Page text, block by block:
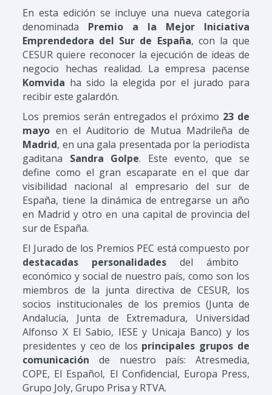
En esta edición se incluye una nueva categoría
denominada Premio a la Mejor Iniciativa
Emprendedora del Sur de España, con la que
CESUR quiere reconocer la ejecución de ideas de
negocio hechas realidad. La empresa pacense
Komvida ha sido la elegida por el jurado para
recibir este galardón.
Los premios serán entregados el próximo 23 de
mayo en el Auditorio de Mutua Madrileña de
Madrid, en una gala presentada por la periodista
gaditana Sandra Golpe. Este evento, que se
define como el gran escaparate en el que dar
visibilidad nacional al empresario del sur de
España, tiene la dinámica de entregarse un año
en Madrid y otro en una capital de provincia del
sur de España.
El Jurado de los Premios PEC está compuesto por
destacadas personalidades del ámbito
económico y social de nuestro país, como son los
miembros de la junta directiva de CESUR, los
socios institucionales de los premios (Junta de
Andalucía, Junta de Extremadura, Universidad
Alfonso X El Sabio, IESE y Unicaja Banco) y los
presidentes y ceo de los principales grupos de
comunicación de nuestro país: Atresmedia,
COPE, El Español, El Confidencial, Europa Press,
Grupo Joly, Grupo Prisa y RTVA.